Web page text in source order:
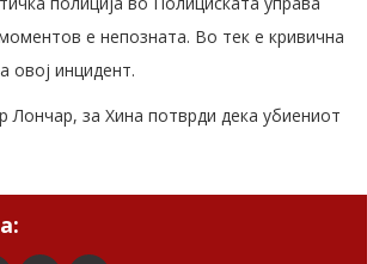
е непозната. Во тек е кривична
овој инцидент.
Лончар, за Хина потврди дека убиениот